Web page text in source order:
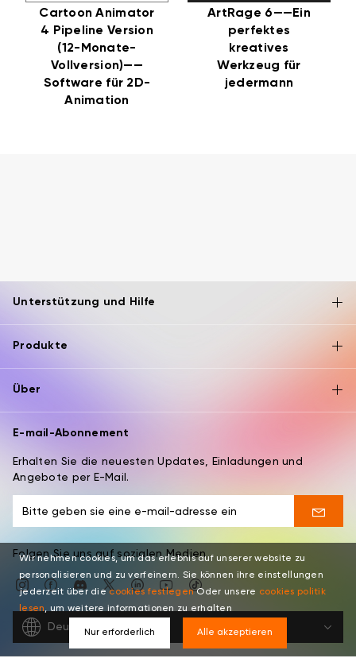
Cartoon Animator
4 Pipeline Version
(12-Monate-
Vollversion)——
Software für 2D-
Animation
ArtRage 6——Ein
perfektes
kreatives
Werkzeug für
jedermann
Unterstützung und Hilfe
Produkte
Über
E-mail-Abonnement
Erhalten Sie die neuesten Updates, Einladungen und
Angebote per E-Mail.
Folgen Sie uns auf sozialen Medien
Deutsch
Wir nehmen cookies, um das erlebnis auf unserer website zu
personalisieren und zu verfeinern. Sie können ihre einstellungen
jederzeit über die cookies festlegenOder unsere cookies politik
lesen, um weitere informationen zu erhalten
Nur erforderlich Alle akzeptieren